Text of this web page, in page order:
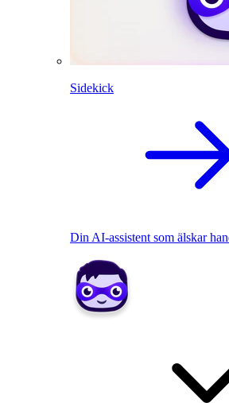
Sidekick
Din AI-assistent som älskar